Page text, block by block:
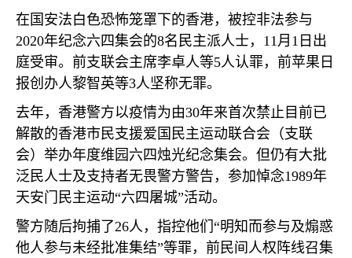
在国安法白色恐怖笼罩下的香港，被控非法参与
2020年纪念六四集会的8名民主派人士， 11月 1 日出
庭受审。前支联会主席李卓人等5人认罪，前苹果日
报创办人黎智英等3人坚称无罪。
去年，香港警方以疫情为由30年来首次禁止目前已
解散的香港市民支援爱国民主运动联合会（支联
会）举办年度维园六四烛光纪念集会。但仍有大批
泛民人士及支持者无畏警方警告，参加悼念1989年
天安门民主运动“六四屠城”活动。
警方随后拘捕了26人，指控他们“明知而参与及煽惑
他人参与未经批准集结”等罪，前民间人权阵线召集